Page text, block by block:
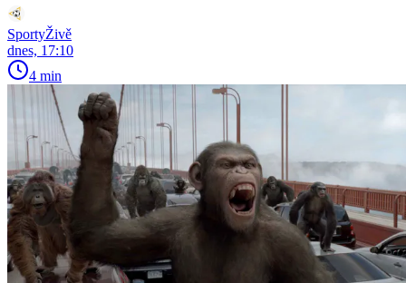
SportyŽivě
dnes, 17:10
4 min